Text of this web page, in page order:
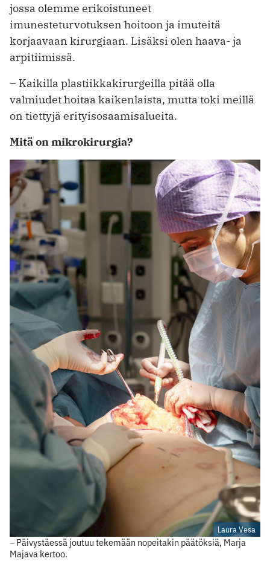
jossa olemme erikoistuneet
imunesteturvotuksen hoitoon ja imuteitä
korjaavaan kirurgiaan. Lisäksi olen haava- ja
arpitiimissä.
– Kaikilla plastiikkakirurgeilla pitää olla
valmiudet hoitaa kaikenlaista, mutta toki meillä
on tiettyjä erityisosaamisalueita.
Mitä on mikrokirurgia?
Laura Vesa
– Päivystäessä joutuu tekemään nopeitakin päätöksiä, Marja
Majava kertoo.